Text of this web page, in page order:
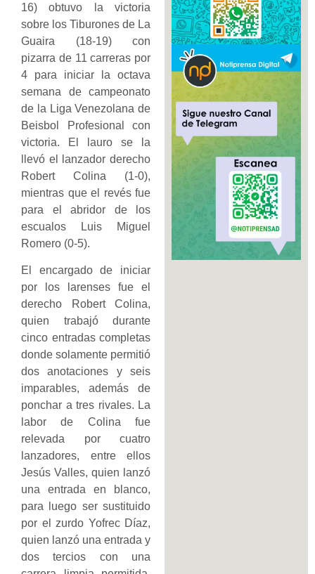
16) obtuvo la victoria
sobre los Tiburones de La
Guaira (18-19) con
pizarra de 11 carreras por
4 para iniciar la octava
semana de campeonato
de la Liga Venezolana de
Beisbol Profesional con
victoria. El lauro se la
llevó el lanzador derecho
Robert Colina (1-0),
mientras que el revés fue
para el abridor de los
escualos Luis Miguel
Romero (0-5).
El encargado de iniciar
por los larenses fue el
derecho Robert Colina,
quien trabajó durante
cinco entradas completas
donde solamente permitió
dos anotaciones y seis
imparables, además de
ponchar a tres rivales. La
labor de Colina fue
relevada por cuatro
lanzadores, entre ellos
Jesús Valles, quien lanzó
una entrada en blanco,
para luego ser sustituido
por el zurdo Yofrec Díaz,
quien lanzó una entrada y
dos tercios con una